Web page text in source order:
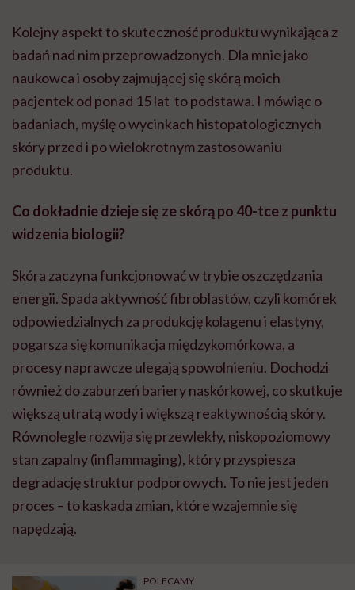
Kolejny aspekt to skuteczność produktu wynikająca z
badań nad nim przeprowadzonych. Dla mnie jako
naukowca i osoby zajmującej się skórą moich
pacjentek od ponad 15 lat to podstawa. I mówiąc o
badaniach, myślę o wycinkach histopatologicznych
skóry przed i po wielokrotnym zastosowaniu
produktu.
Co dokładnie dzieje się ze skórą po 40-tce z punktu
widzenia biologii?
Skóra zaczyna funkcjonować w trybie oszczędzania
energii. Spada aktywność fibroblastów, czyli komórek
odpowiedzialnych za produkcję kolagenu i elastyny,
pogarsza się komunikacja międzykomórkowa, a
procesy naprawcze ulegają spowolnieniu. Dochodzi
również do zaburzeń bariery naskórkowej, co skutkuje
większą utratą wody i większą reaktywnością skóry.
Równolegle rozwija się przewlekły, niskopoziomowy
stan zapalny (inflammaging), który przyspiesza
degradację struktur podporowych. To nie jest jeden
proces – to kaskada zmian, które wzajemnie się
napędzają.
POLECAMY